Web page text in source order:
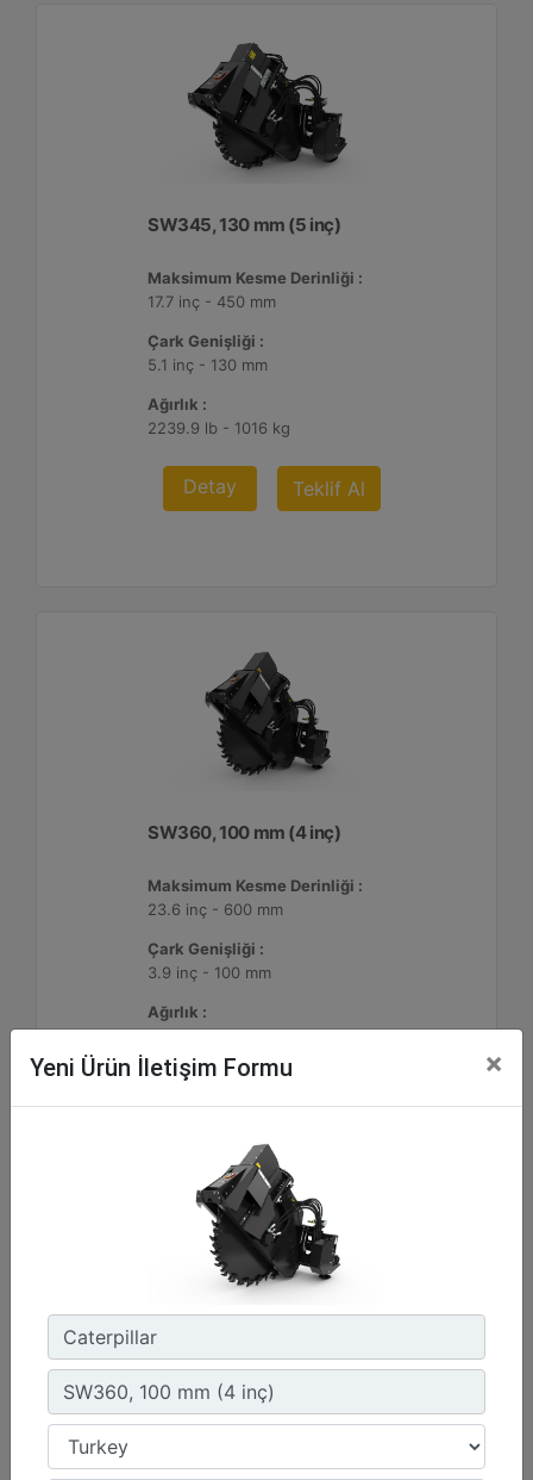
SW345, 130 mm (5 inç)
Maksimum Kesme Derinliği :
17.7 inç - 450 mm
Çark Genişliği :
5.1 inç - 130 mm
Ağırlık :
2239.9 lb - 1016 kg
Detay Teklif Al
SW360, 100 mm (4 inç)
Maksimum Kesme Derinliği :
23.6 inç - 600 mm
Çark Genişliği :
3.9 inç - 100 mm
Ağırlık :
2943.2 lb - 1335 kg
Yeni Ürün İletişim Formu ×